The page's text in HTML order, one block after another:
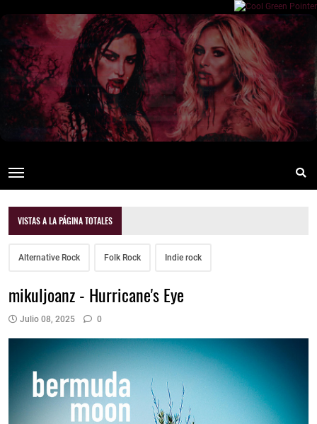
VISTAS A LA PÁGINA TOTALES
Alternative Rock Folk Rock Indie rock
mikuljoanz - Hurricane's Eye
Julio 08, 2025 0